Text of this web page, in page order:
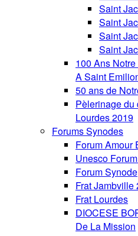
Saint
Saint
Saint
Saint
100 Ans
A Saint
50 ans de
Pèlerinage du
Lourdes 2019
Forums Synodes
Forum Amour
Unesco
Forum Synode
Frat Jambville
Frat Lourdes
DIOCESE
De La Mission